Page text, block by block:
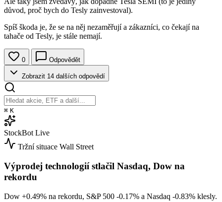
důvod, proč bych do Tesly zainvestoval).
Spíš škoda je, že se na něj nezaměřují a zákazníci, co čekají na
tahače od Tesly, je stále nemají.
0 Odpovědět
Zobrazit 14 dalších odpovědí
⌘ K
StockBot Live
Tržní situace Wall Street
Výprodej technologií stlačil Nasdaq, Dow na
rekordu
Dow +0.49% na rekordu, S&P 500 -0.17% a Nasdaq -0.83% klesly.